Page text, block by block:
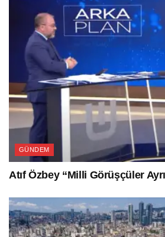
GÜNDEM
Atıf Özbey “Milli Görüşçüler